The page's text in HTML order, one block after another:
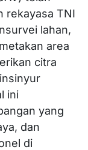
rekayasa TNI
lahan,
area
citra
ini
yang
dan
di